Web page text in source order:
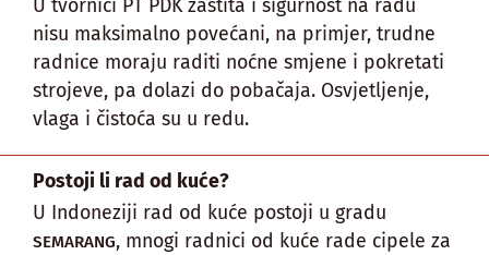
U tvornici PT PDK zaštita i sigurnost na radu
nisu maksimalno povećani, na primjer, trudne
radnice moraju raditi noćne smjene i pokretati
strojeve, pa dolazi do pobačaja. Osvjetljenje,
vlaga i čistoća su u redu.
Postoji li rad od kuće?
U Indoneziji rad od kuće postoji u gradu
SEMARANG, mnogi radnici od kuće rade cipele za